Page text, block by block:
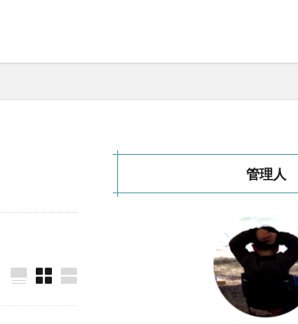
管理人
龍の国オートキャンプ場
プガーデンオートキャンプ場